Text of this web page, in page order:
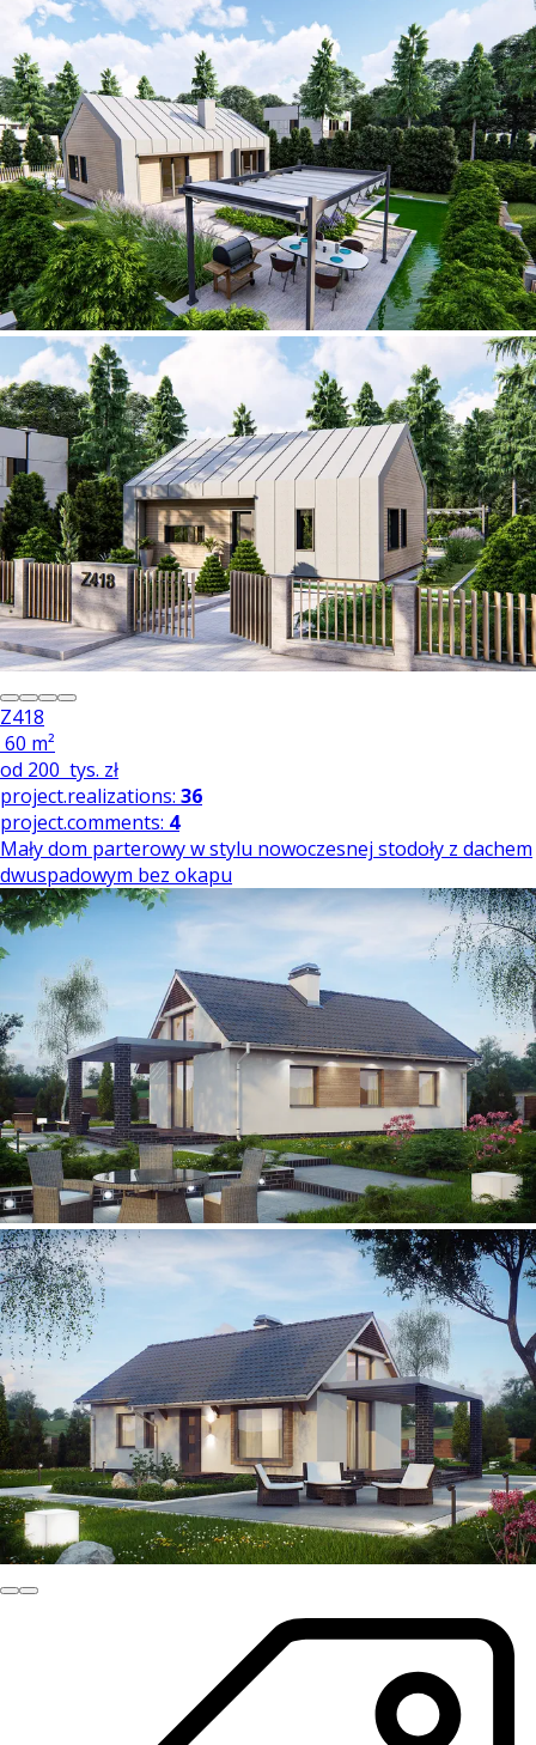
Z418
60 m²
od 200 tys. zł
project.realizations: 36
project.comments: 4
Mały dom parterowy w stylu nowoczesnej stodoły z dachem
dwuspadowym bez okapu